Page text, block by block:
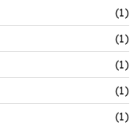
(1)
(1)
(1)
(1)
(1)